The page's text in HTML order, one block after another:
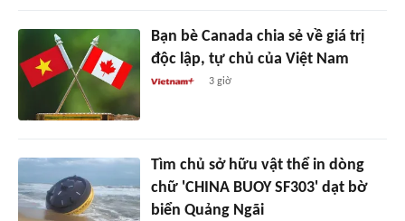
Bạn bè Canada chia sẻ về giá trị
độc lập, tự chủ của Việt Nam
3 giờ
Tìm chủ sở hữu vật thể in dòng
chữ 'CHINA BUOY SF303' dạt bờ
biển Quảng Ngãi